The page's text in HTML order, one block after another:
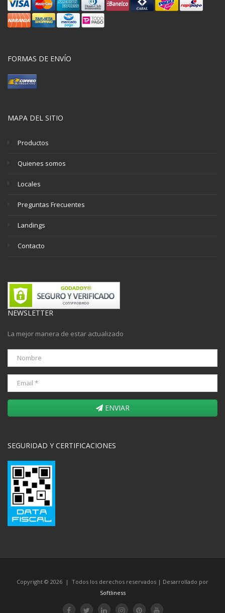
FORMAS DE ENVÍO
MAPA DEL SITIO
Productos
Quienes somos
Locales
Preguntas Frecuentes
Landings
Contacto
NEWSLETTER
La mejor manera de estar actualizado
ENVIAR
SEGURIDAD Y CERTIFICACIONES
Copyright © 2026 | Todos los derechos reservados | Desarrollado por
Softliness